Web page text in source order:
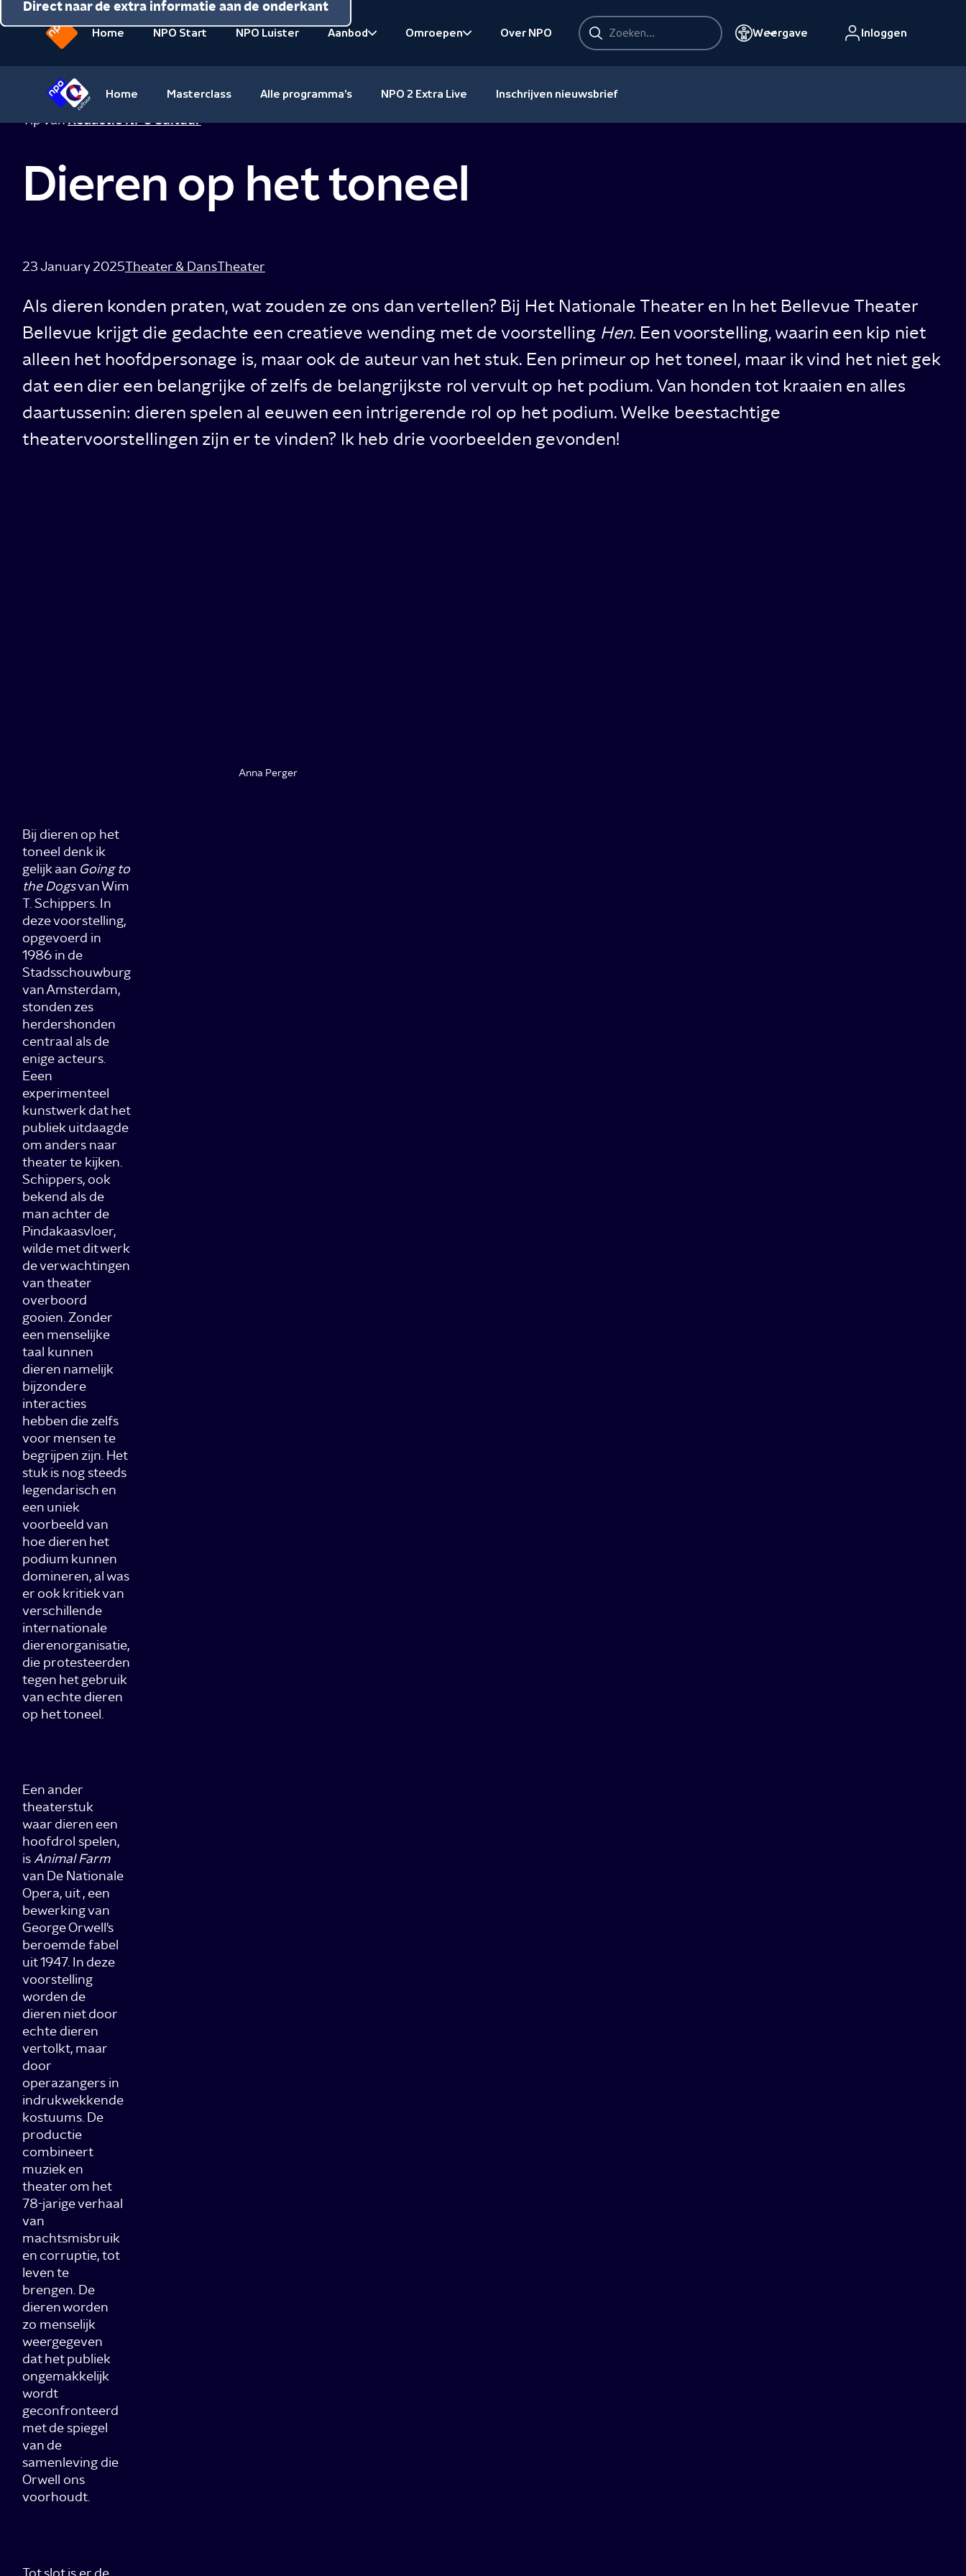
Direct naar de inhoud
Direct naar de hoofdnavigatie
Direct naar de extra informatie aan de onderkant
beginpagina
van
Home NPO Start NPO Luister
Aanbod
Omroepen
Over NPO
Zoeken
Zoeken
Weergave Inloggen
van
NPO
Cultuur
Home Masterclass Alle programma's NPO 2 Extra Live Inschrijven nieuwsbrief
Tip vanRedactie NPO Cultuur
Dieren op het toneel
23 January 2025Theater & DansTheater
Als dieren konden praten, wat zouden ze ons dan vertellen? Bij Het Nationale Theater en In het Bellevue Theater
Bellevue krijgt die gedachte een creatieve wending met de voorstelling Hen.Een voorstelling, waarin een kip niet
alleen het hoofdpersonage is, maar ook de auteur van het stuk. Een primeur op het toneel, maar ik vind het niet gek
dat een dier een belangrijke of zelfs de belangrijkste rol vervult op het podium. Van honden tot kraaien en alles
daartussenin: dieren spelen al eeuwen een intrigerende rol op het podium. Welke beestachtige
theatervoorstellingen zijn er te vinden? Ik heb drie voorbeelden gevonden!
Anna Perger
Bij dieren op het
toneel denk ik
gelijk aan Going to
the Dogsvan Wim
T. Schippers. In
deze voorstelling,
opgevoerd in
1986 in de
Stadsschouwburg
van Amsterdam,
stonden zes
herdershonden
centraal als de
enige acteurs.
Eeen
experimenteel
kunstwerk dat het
publiek uitdaagde
om anders naar
theater te kijken.
Schippers, ook
bekend als de
man achter de
Pindakaasvloer,
wilde met dit werk
de verwachtingen
van theater
overboord
gooien. Zonder
een menselijke
taal kunnen
dieren namelijk
bijzondere
interacties
hebben die zelfs
voor mensen te
begrijpen zijn. Het
stuk is nog steeds
legendarisch en
een uniek
voorbeeld van
hoe dieren het
podium kunnen
domineren, al was
er ook kritiek van
verschillende
internationale
dierenorganisatie,
die protesteerden
tegen het gebruik
van echte dieren
op het toneel.
Een ander
theaterstuk
waar dieren een
hoofdrol spelen,
isAnimal Farm
van De Nationale
Opera, uit , een
bewerking van
George Orwell's
beroemde fabel
uit 1947. In deze
voorstelling
worden de
dieren niet door
echte dieren
vertolkt, maar
door
operazangers in
indrukwekkende
kostuums. De
productie
combineert
muziek en
theater om het
78-jarige verhaal
van
machtsmisbruik
en corruptie, tot
leven te
brengen. De
dieren worden
zo menselijk
weergegeven
dat het publiek
ongemakkelijk
wordt
geconfronteerd
met de spiegel
van de
samenleving die
Orwell ons
voorhoudt.
Tot slot is er de